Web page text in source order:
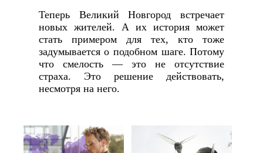
Теперь Великий Новгород встречает
новых жителей. А их история может
стать примером для тех, кто тоже
задумывается о подобном шаге. Потому
что смелость — это не отсутствие
страха. Это решение действовать,
несмотря на него.